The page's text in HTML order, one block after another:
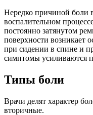
Нередко причиной боли
воспалительном
постоянно затянутом
поверхности возникает
при сидении в спине и
симптомы усиливаются
Типы боли
Врачи делят характер
вторичные.